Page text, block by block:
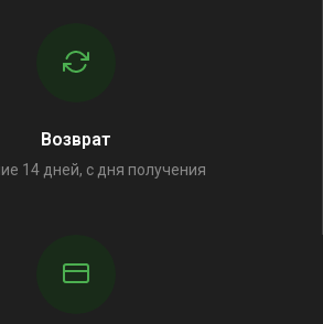
Возврат
14 дней, с дня получения